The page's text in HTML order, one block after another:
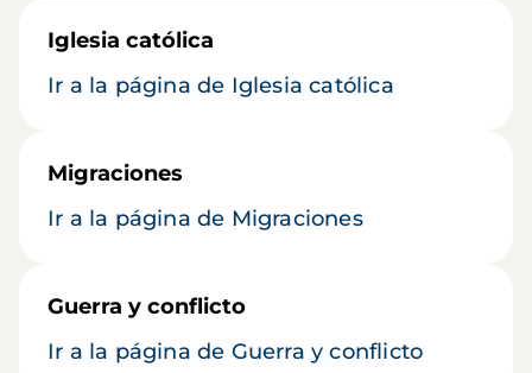
Iglesia católica
Ir a la página de Iglesia católica
Migraciones
Ir a la página de Migraciones
Guerra y conflicto
Ir a la página de Guerra y conflicto